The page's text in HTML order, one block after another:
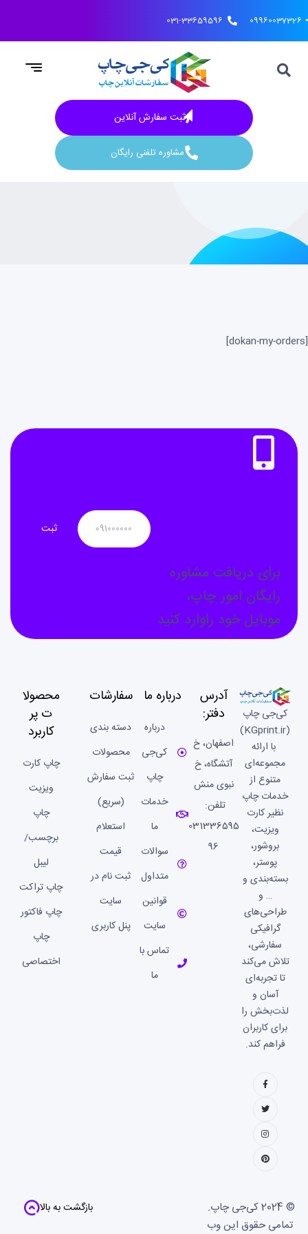
031-33659596 09960037326
ثبت سفارش آنلاین
مشاوره تلفنی رایگان
[dokan-my-orders]
نیاز به
برای دریافت مشاوره
رایگان امور چاپ،
موبایل خود راوارد کنید
کی‌جی چاپ
(KGprint.ir)
با ارائه
مجموعه‌ای
متنوع از
خدمات چاپ
نظیر کارت
ویزیت،
بروشور،
پوستر،
بسته‌بندی و
… و
طراحی‌های
گرافیکی
سفارشی،
تلاش می‌کند
تا تجربه‌ای
آسان و
لذت‌بخش را
برای کاربران
فراهم کند.
آدرس
دفتر:
اصفهان، خ
آتشگاه، خ
نبوی منش
تلفن:
031336595
96
درباره ما
درباره
کی‌جی
چاپ
خدمات
ما
سوالات
متداول
قوانین
سایت
تماس با
ما
سفارشات
دسته بندی
محصولات
ثبت سفارش
(سریع)
استعلام
قیمت
ثبت نام در
سایت
پنل کاربری
محصولا
ت پر
کاربرد
چاپ کارت
ویزیت
چاپ
برچسب/
لیبل
چاپ تراکت
چاپ فاکتور
چاپ
اختصاصی
© 2024 کی‌جی چاپ.
تمامی حقوق این وب
بازگشت به بالا